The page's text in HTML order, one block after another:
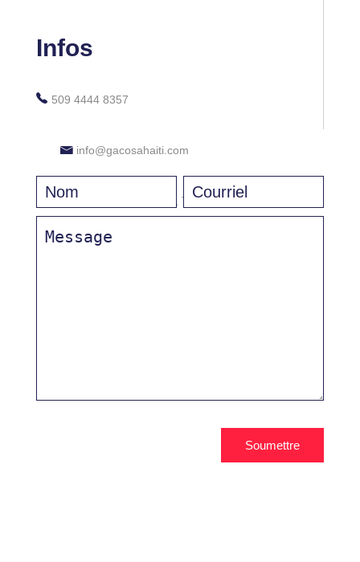
Infos
509 4444 8357
info@gacosahaiti.com
18, Airport Industrial Park, Tabarre
Soumettre